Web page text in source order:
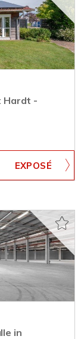
Hardt -
in